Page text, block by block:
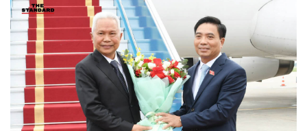
เป็นกระแส Deglobalization ที่แบ่งห่วงโซ่อุปทานของโลก
ออกเป็น 2 ใบระหว่าง OECD และ BRICS
ฝั่งของมหาอำนาจพญาอินทรีอย่างสหรัฐฯ การก้าวเข้าสู่
อำนาจของผู้นำคนใหม่หน้าเดิมอย่าง โดนัลด์ ทรัมป์ ทำให้
เกิดปรากฏการณ์ที่เรียกว่า Disruptive Lighthouse หรือการ
เปลี่ยนสถานะของผู้นำโลกอย่างสหรัฐฯ จนเกิดนโยบายกีดกัน
ทางการค้าอย่างการขึ้นกำแพงภาษี